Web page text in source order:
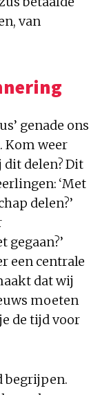
van
genade ons
Kom weer
dit delen? Dit
‘Met
delen?’
gegaan?’
een centrale
dat wij
moeten
de tijd voor
begrijpen.